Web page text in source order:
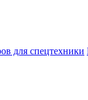
для спецтехники